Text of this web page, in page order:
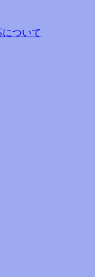
ついて